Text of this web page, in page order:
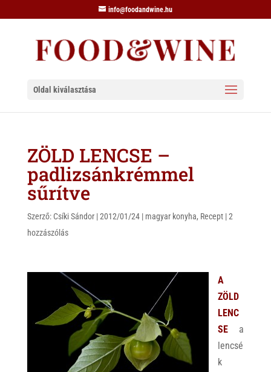
info@foodandwine.hu
Oldal kiválasztása
ZÖLD LENCSE –
padlizsánkrémmel
sűrítve
Szerző: Csíki Sándor|2012/01/24| magyar konyha, Recept|2
hozzászólás
A
ZÖLD
LENC
SEa
lencsé
k